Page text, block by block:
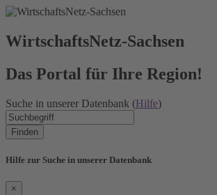
WirtschaftsNetz-Sachsen
Das Portal für Ihre Region!
Suche in unserer Datenbank (Hilfe)
Finden
Hilfe zur Suche in unserer Datenbank
×